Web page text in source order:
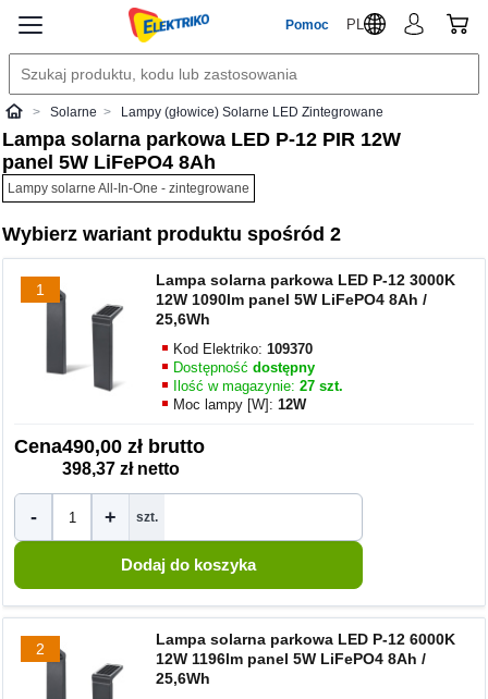
Pomoc PL
ElektrikoSolarne Lampy (głowice) Solarne LED Zintegrowane
Lampa solarna parkowa LED P-12 PIR 12W
panel 5W LiFePO4 8Ah
Lampy solarne All-In-One - zintegrowane
Wybierz wariant produktu spośród 2
1
Lampa solarna parkowa LED P-12 3000K
12W 1090lm panel 5W LiFePO4 8Ah /
25,6Wh
Kod Elektriko:109370
Dostępnośćdostępny
Ilość w magazynie:27 szt.
Moc lampy [W]:12W
Cena490,00 zł brutto
398,37 zł netto
- + szt.
2
Lampa solarna parkowa LED P-12 6000K
12W 1196lm panel 5W LiFePO4 8Ah /
25,6Wh